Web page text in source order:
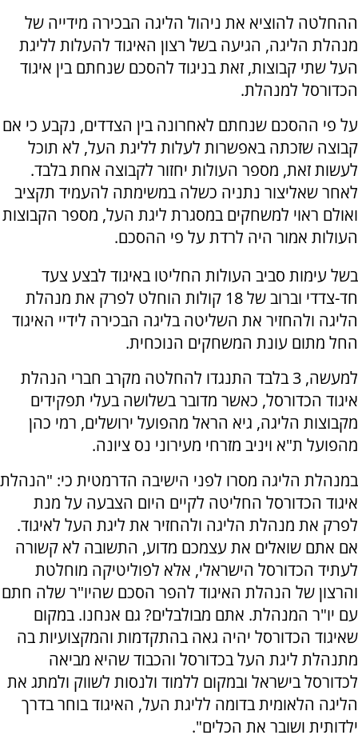
ההחלטה להוציא את ניהול הליגה הבכירה מידייה של
מנהלת הליגה, הגיעה בשל רצון האיגוד להעלות לליגת
העל שתי קבוצות, זאת בניגוד להסכם שנחתם בין איגוד
הכדורסל למנהלת.
על פי ההסכם שנחתם לאחרונה בין הצדדים, נקבע כי אם
קבוצה שזכתה באפשרות לעלות לליגת העל, לא תוכל
לעשות זאת, מספר העולות יחזור לקבוצה אחת בלבד.
לאחר שאליצור נתניה כשלה במשימתה להעמיד תקציב
ואולם ראוי למשחקים במסגרת ליגת העל, מספר הקבוצות
העולות אמור היה לרדת על פי ההסכם.
בשל עימות סביב העולות החליטו באיגוד לבצע צעד
חד-צדדי וברוב של 18 קולות הוחלט לפרק את מנהלת
הליגה ולהחזיר את השליטה בליגה הבכירה לידיי האיגוד
החל מתום עונת המשחקים הנוכחית.
למעשה, 3 בלבד התנגדו להחלטה מקרב חברי הנהלת
איגוד הכדורסל, כאשר מדובר בשלושה בעלי תפקידים
מקבוצות הליגה, גיא הראל מהפועל ירושלים, רמי כהן
מהפועל ת"א ויניב מזרחי מעירוני נס ציונה.
במנהלת הליגה מסרו לפני הישיבה הדרמטית כי: "הנהלת
איגוד הכדורסל החליטה לקיים היום הצבעה על מנת
לפרק את מנהלת הליגה ולהחזיר את ליגת העל לאיגוד.
אם אתם שואלים את עצמכם מדוע, התשובה לא קשורה
לעתיד הכדורסל הישראלי, אלא לפוליטיקה מוחלטת
והרצון של הנהלת האיגוד להפר הסכם שהיו"ר שלה חתם
עם יו"ר המנהלת. אתם מבולבלים? גם אנחנו. במקום
שאיגוד הכדורסל יהיה גאה בהתקדמות והמקצועיות בה
מתנהלת ליגת העל בכדורסל והכבוד שהיא מביאה
לכדורסל בישראל ובמקום ללמוד ולנסות לשווק ולמתג את
הליגה הלאומית בדומה לליגת העל, האיגוד בוחר בדרך
ילדותית ושובר את הכלים".